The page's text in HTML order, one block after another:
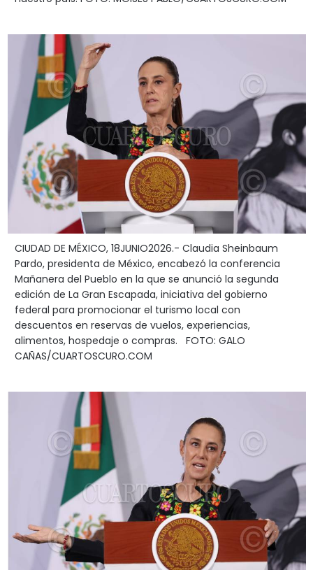
CIUDAD DE MÉXICO, 18JUNIO2026.- Claudia Sheinbaum
Pardo, presidenta de México, encabezó la conferencia
Mañanera del Pueblo en la que se anunció la segunda
edición de La Gran Escapada, iniciativa del gobierno
federal para promocionar el turismo local con
descuentos en reservas de vuelos, experiencias,
alimentos, hospedaje o compras. FOTO: GALO
CAÑAS/CUARTOSCURO.COM